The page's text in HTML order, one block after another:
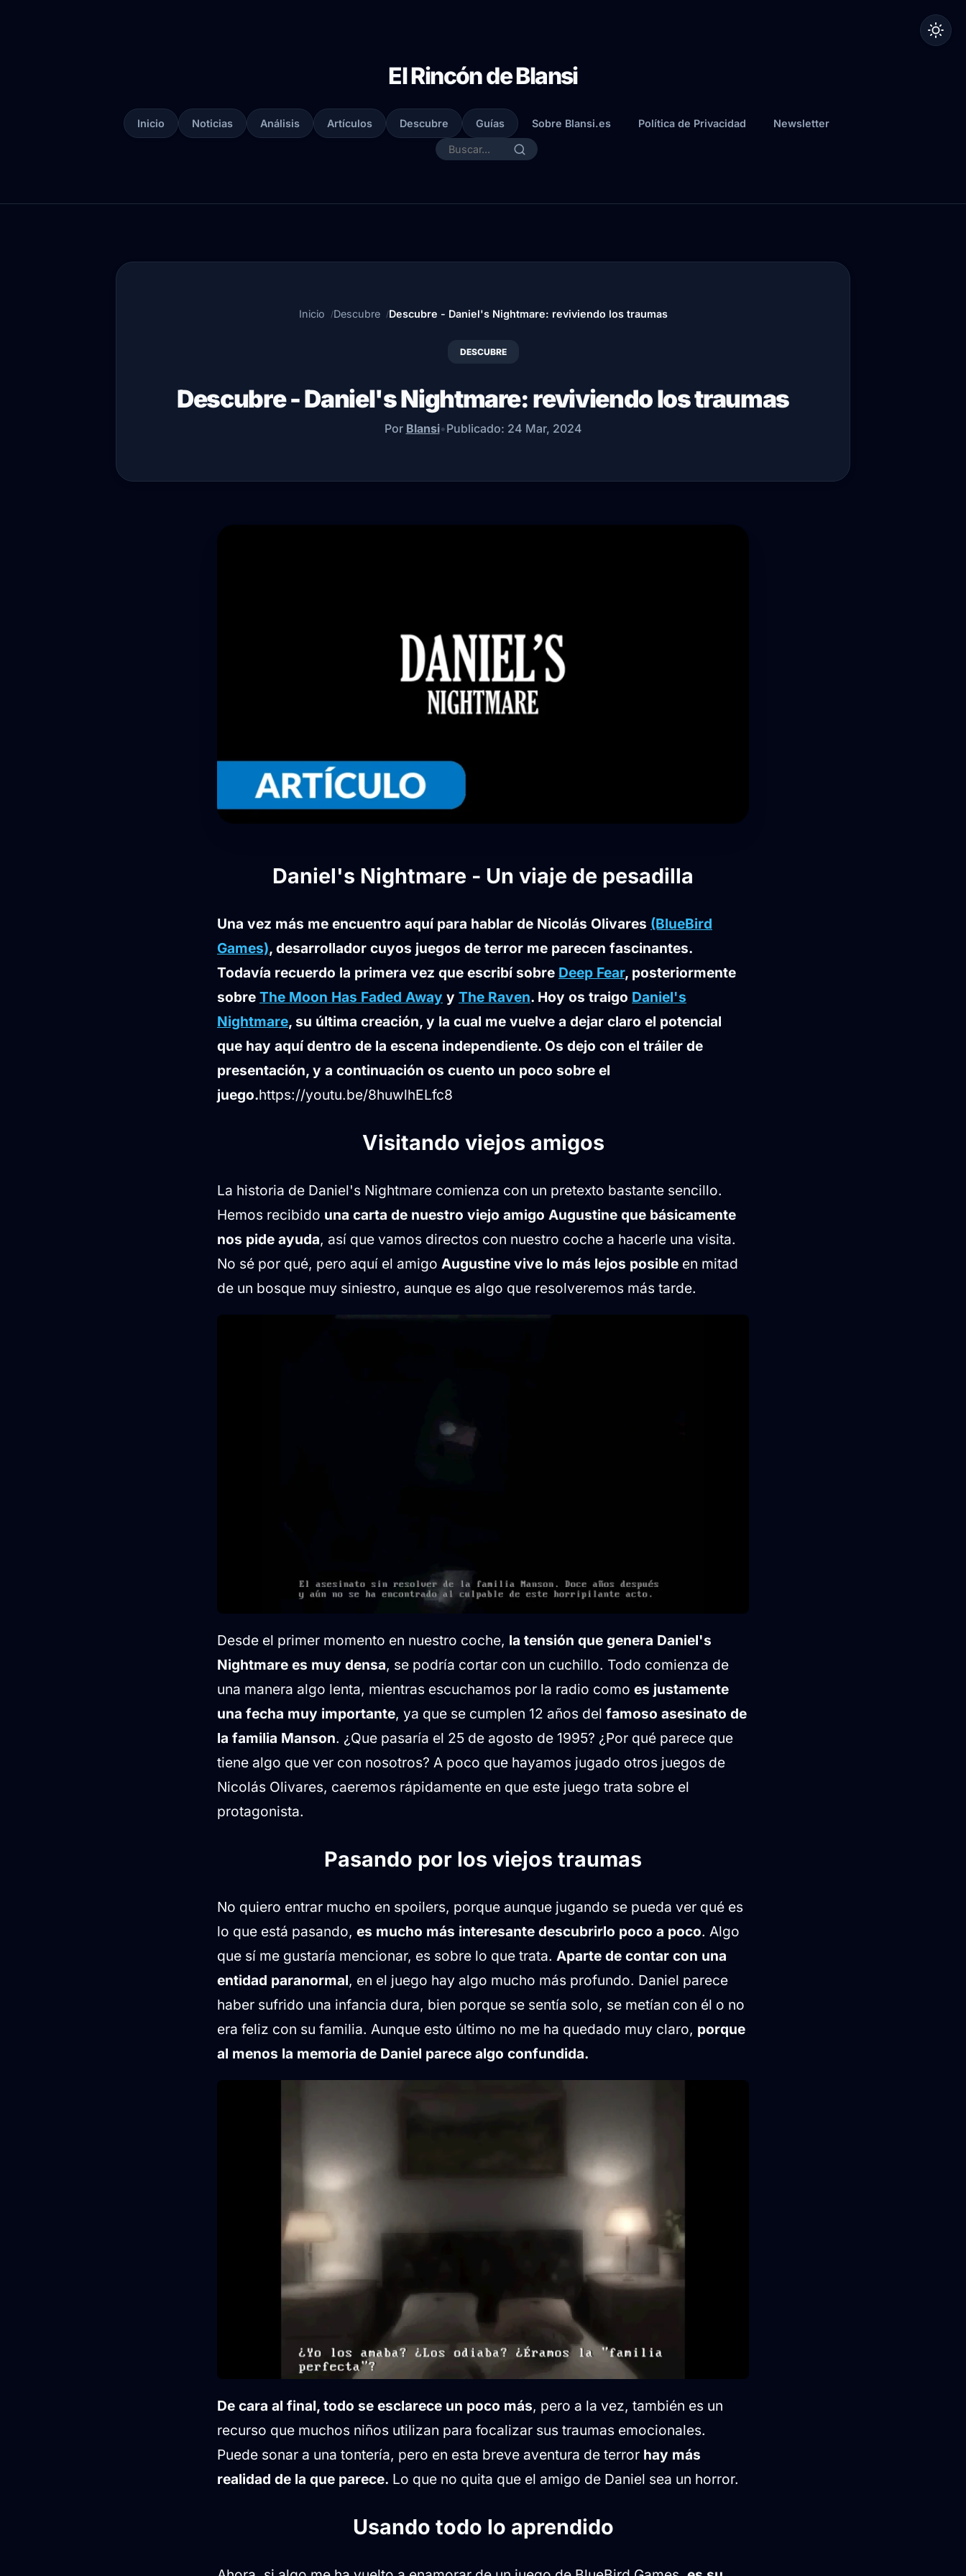
El Rincón de Blansi
Inicio Noticias Análisis Artículos Descubre Guías Sobre Blansi.es Política de Privacidad Newsletter
Inicio Descubre Descubre - Daniel's Nightmare: reviviendo los traumas
DESCUBRE
Descubre - Daniel's Nightmare: reviviendo los traumas
Por Blansi•Publicado: 24 Mar, 2024
Daniel's Nightmare - Un viaje de pesadilla
Una vez más me encuentro aquí para hablar de Nicolás Olivares (BlueBird
Games), desarrollador cuyos juegos de terror me parecen fascinantes.
Todavía recuerdo la primera vez que escribí sobre Deep Fear, posteriormente
sobre The Moon Has Faded Away y The Raven. Hoy os traigo Daniel's
Nightmare, su última creación, y la cual me vuelve a dejar claro el potencial
que hay aquí dentro de la escena independiente. Os dejo con el tráiler de
presentación, y a continuación os cuento un poco sobre el
juego.https://youtu.be/8huwlhELfc8
Visitando viejos amigos
La historia de Daniel's Nightmare comienza con un pretexto bastante sencillo.
Hemos recibido una carta de nuestro viejo amigo Augustine que básicamente
nos pide ayuda, así que vamos directos con nuestro coche a hacerle una visita.
No sé por qué, pero aquí el amigo Augustine vive lo más lejos posible en mitad
de un bosque muy siniestro, aunque es algo que resolveremos más tarde.
Desde el primer momento en nuestro coche, la tensión que genera Daniel's
Nightmare es muy densa, se podría cortar con un cuchillo. Todo comienza de
una manera algo lenta, mientras escuchamos por la radio como es justamente
una fecha muy importante, ya que se cumplen 12 años del famoso asesinato de
la familia Manson. ¿Que pasaría el 25 de agosto de 1995? ¿Por qué parece que
tiene algo que ver con nosotros? A poco que hayamos jugado otros juegos de
Nicolás Olivares, caeremos rápidamente en que este juego trata sobre el
protagonista.
Pasando por los viejos traumas
No quiero entrar mucho en spoilers, porque aunque jugando se pueda ver qué es
lo que está pasando, es mucho más interesante descubrirlo poco a poco. Algo
que sí me gustaría mencionar, es sobre lo que trata. Aparte de contar con una
entidad paranormal, en el juego hay algo mucho más profundo. Daniel parece
haber sufrido una infancia dura, bien porque se sentía solo, se metían con él o no
era feliz con su familia. Aunque esto último no me ha quedado muy claro, porque
al menos la memoria de Daniel parece algo confundida.
De cara al final, todo se esclarece un poco más, pero a la vez, también es un
recurso que muchos niños utilizan para focalizar sus traumas emocionales.
Puede sonar a una tontería, pero en esta breve aventura de terror hay más
realidad de la que parece. Lo que no quita que el amigo de Daniel sea un horror.
Usando todo lo aprendido